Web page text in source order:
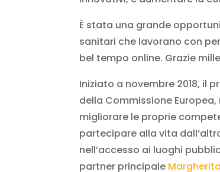
È stata una grande
sanitari che lavorano con
bel tempo online. Grazie
Iniziato a novembre 2018, il
della Commissione
migliorare le proprie
partecipare alla vita
nell’accesso ai luoghi
partner principale